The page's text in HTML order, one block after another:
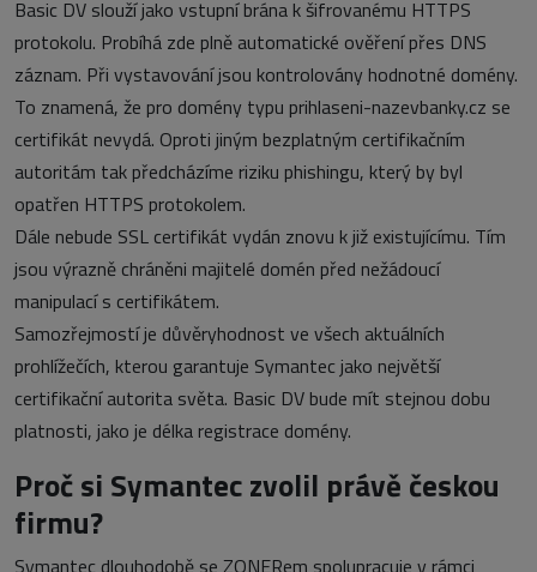
Basic DV slouží jako vstupní brána k šifrovanému HTTPS
protokolu. Probíhá zde plně automatické ověření přes DNS
záznam. Při vystavování jsou kontrolovány hodnotné domény.
To znamená, že pro domény typu prihlaseni-nazevbanky.cz se
certifikát nevydá. Oproti jiným bezplatným certifikačním
autoritám tak předcházíme riziku phishingu, který by byl
opatřen HTTPS protokolem.
Dále nebude SSL certifikát vydán znovu k již existujícímu. Tím
jsou výrazně chráněni majitelé domén před nežádoucí
manipulací s certifikátem.
Samozřejmostí je důvěryhodnost ve všech aktuálních
prohlížečích, kterou garantuje Symantec jako největší
certifikační autorita světa. Basic DV bude mít stejnou dobu
platnosti, jako je délka registrace domény.
Proč si Symantec zvolil právě českou
firmu?
Symantec dlouhodobě se ZONERem spolupracuje v rámci